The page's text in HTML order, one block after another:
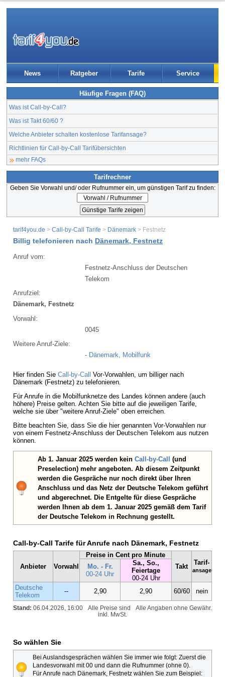
News Ratgeber Tarife Service
Häufige Fragen (FAQ)
Was ist Call-by-Call?
Was ist Takt 60/60 ?
Welche Anbieter schalten kostenlose Tarifansage?
Richtlinien für Call-by-Call Tarifübersichten
mehr FAQs
Tarifrechner
Geben Sie Vorwahl und/ oder Rufnummer ein, um günstigen Tarif zu finden:
tarif4you.de > Call-by-Call Tarife > Dänemark > Festnetz
Billig telefonieren nach Dänemark, Festnetz
Anruf vom:
Festnetz-Anschluss der Deutschen
Telekom
Anrufziel:
Dänemark, Festnetz
Vorwahl:
0045
Weitere Anruf-Ziele:
- Dänemark, Mobilfunk
Hier finden Sie Call-by-Call Vor-Vorwahlen, um billiger nach
Dänemark (Festnetz) zu telefonieren.
Für Anrufe in die Mobilfunknetze des Landes können andere (auch
höhere) Preise gelten. Achten Sie bitte auf die jeweiligen Tarife,
welche sie über "weitere Anruf-Ziele" oben erreichen.
Bitte beachten Sie, dass Sie die hier genannten Vor-Vorwahlen nur
von einem Festnetz-Anschluss der Deutschen Telekom aus nutzen
können.
Ab 1. Januar 2025 werden kein Call-by-Call (und
Preselection) mehr angeboten. Ab diesem Zeitpunkt
werden die Gespräche nur noch direkt über Ihren
Anschluss und das Netz der Deutsche Telekom geführt
und abgerechnet. Die Entgelte für diese Gespräche
werden Ihnen ab dem 1. Januar 2025 gemäß dem Tarif
der Deutsche Telekom in Rechnung gestellt.
Call-by-Call Tarife für Anrufe nach Dänemark, Festnetz
Anbieter Vorwahl
Preise in Cent pro Minute
Takt
Tarif-
ansage
Mo. - Fr.
00-24 Uhr
Sa., So.,
Feiertage
00-24 Uhr
Deutsche
Telekom
-- 2,90 2,90 60/60 nein
Stand: 06.04.2026, 16:00 Alle Angaben ohne Gewähr.
Alle Preise sind
inkl. MwSt.
So wählen Sie
Bei Auslandsgesprächen wählen Sie immer wie folgt: Zuerst die
Landesvorwahl mit 00 und dann die Rufnummer (ohne 0).
Für Anrufe nach Dänemark, Festnetz wählen Sie zum Beispiel: